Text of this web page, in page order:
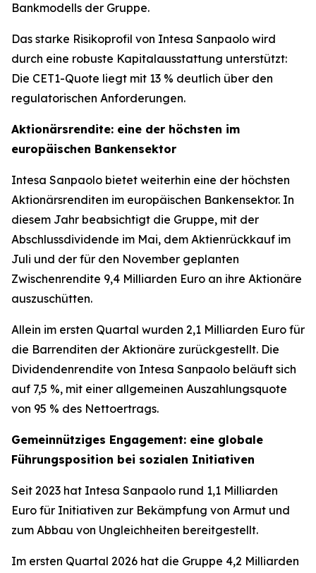
Bankmodells der Gruppe.
Das starke Risikoprofil von Intesa Sanpaolo wird
durch eine robuste Kapitalausstattung unterstützt:
Die CET1-Quote liegt mit 13 % deutlich über den
regulatorischen Anforderungen.
Aktionärsrendite: eine der höchsten im
europäischen Bankensektor
Intesa Sanpaolo bietet weiterhin eine der höchsten
Aktionärsrenditen im europäischen Bankensektor. In
diesem Jahr beabsichtigt die Gruppe, mit der
Abschlussdividende im Mai, dem Aktienrückkauf im
Juli und der für den November geplanten
Zwischenrendite 9,4 Milliarden Euro an ihre Aktionäre
auszuschütten.
Allein im ersten Quartal wurden 2,1 Milliarden Euro für
die Barrenditen der Aktionäre zurückgestellt. Die
Dividendenrendite von Intesa Sanpaolo beläuft sich
auf 7,5 %, mit einer allgemeinen Auszahlungsquote
von 95 % des Nettoertrags.
Gemeinnütziges Engagement: eine globale
Führungsposition bei sozialen Initiativen
Seit 2023 hat Intesa Sanpaolo rund 1,1 Milliarden
Euro für Initiativen zur Bekämpfung von Armut und
zum Abbau von Ungleichheiten bereitgestellt.
Im ersten Quartal 2026 hat die Gruppe 4,2 Milliarden